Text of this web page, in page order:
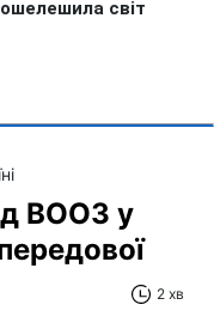
ВООЗ у
2 хв